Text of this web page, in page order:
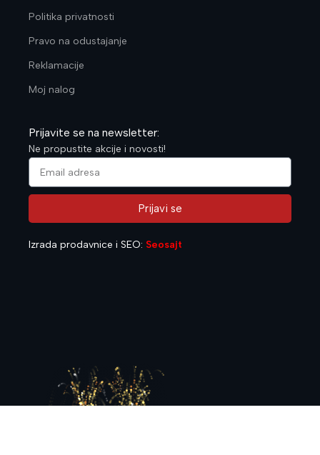
Politika privatnosti
Pravo na odustajanje
Reklamacije
Moj nalog
Prijavite se na newsletter:
Ne propustite akcije i novosti!
Prijavi se
Izrada prodavnice i SEO: Seosajt